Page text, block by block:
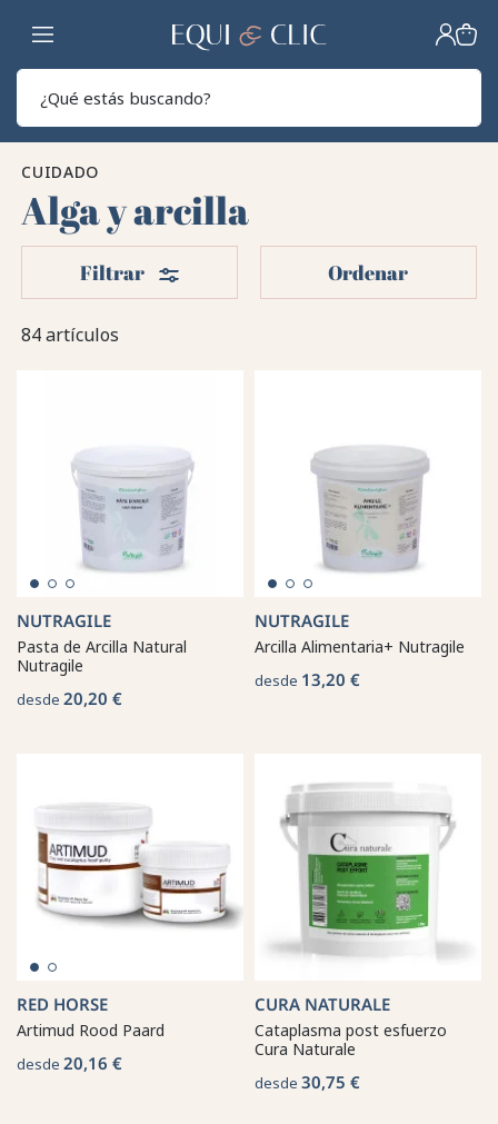
Hogar
CUIDADO
Alga y arcilla
84 artículos
Filtrar Filtros Ordenar
NUTRAGILE
Pasta de Arcilla Natural
Nutragile
desde 20,20 €
NUTRAGILE
Arcilla Alimentaria+ Nutragile
desde 13,20 €
RED HORSE
Artimud Rood Paard
desde 20,16 €
CURA NATURALE
Cataplasma post esfuerzo
Cura Naturale
desde 30,75 €